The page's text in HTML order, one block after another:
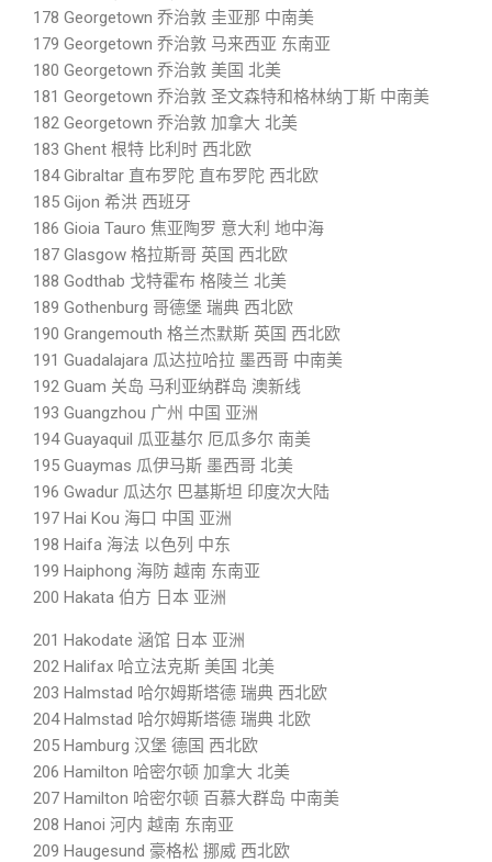
178 Georgetown 乔治敦 圭亚那 中南美
179 Georgetown 乔治敦 马来西亚 东南亚
180 Georgetown 乔治敦 美国 北美
181 Georgetown 乔治敦 圣文森特和格林纳丁斯 中南美
182 Georgetown 乔治敦 加拿大 北美
183 Ghent 根特 比利时 西北欧
184 Gibraltar 直布罗陀 直布罗陀 西北欧
185 Gijon 希洪 西班牙
186 Gioia Tauro 焦亚陶罗 意大利 地中海
187 Glasgow 格拉斯哥 英国 西北欧
188 Godthab 戈特霍布 格陵兰 北美
189 Gothenburg 哥德堡 瑞典 西北欧
190 Grangemouth 格兰杰默斯 英国 西北欧
191 Guadalajara 瓜达拉哈拉 墨西哥 中南美
192 Guam 关岛 马利亚纳群岛 澳新线
193 Guangzhou 广州 中国 亚洲
194 Guayaquil 瓜亚基尔 厄瓜多尔 南美
195 Guaymas 瓜伊马斯 墨西哥 北美
196 Gwadur 瓜达尔 巴基斯坦 印度次大陆
197 Hai Kou 海口 中国 亚洲
198 Haifa 海法 以色列 中东
199 Haiphong 海防 越南 东南亚
200 Hakata 伯方 日本 亚洲
201 Hakodate 涵馆 日本 亚洲
202 Halifax 哈立法克斯 美国 北美
203 Halmstad 哈尔姆斯塔德 瑞典 西北欧
204 Halmstad 哈尔姆斯塔德 瑞典 北欧
205 Hamburg 汉堡 德国 西北欧
206 Hamilton 哈密尔顿 加拿大 北美
207 Hamilton 哈密尔顿 百慕大群岛 中南美
208 Hanoi 河内 越南 东南亚
209 Haugesund 豪格松 挪威 西北欧